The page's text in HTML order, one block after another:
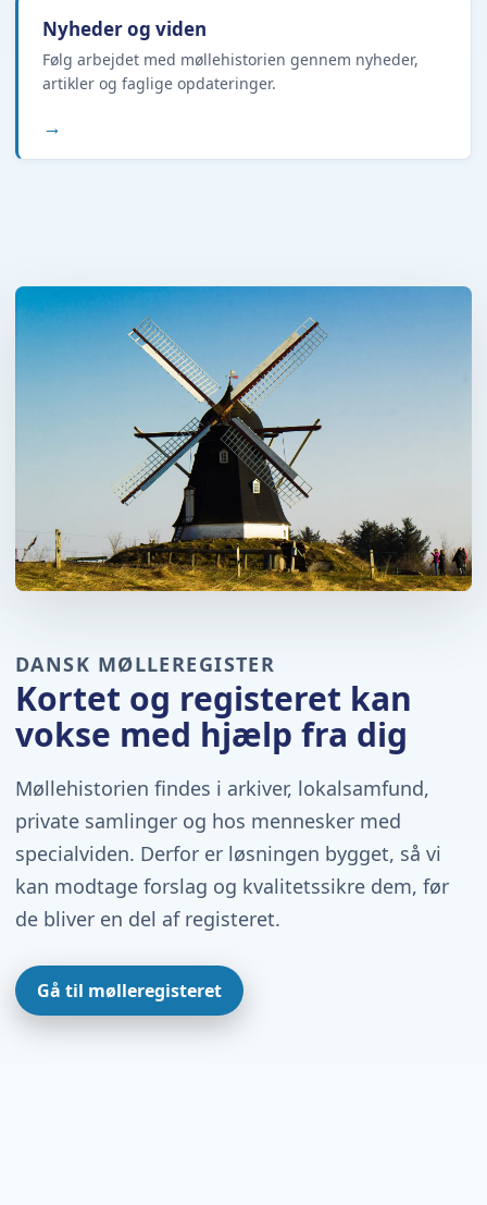
Nyheder og viden
Følg arbejdet med møllehistorien gennem nyheder,
artikler og faglige opdateringer.
→
DANSK MØLLEREGISTER
Kortet og registeret kan
vokse med hjælp fra dig
Møllehistorien findes i arkiver, lokalsamfund,
private samlinger og hos mennesker med
specialviden. Derfor er løsningen bygget, så vi
kan modtage forslag og kvalitetssikre dem, før
de bliver en del af registeret.
Gå til mølleregisteret